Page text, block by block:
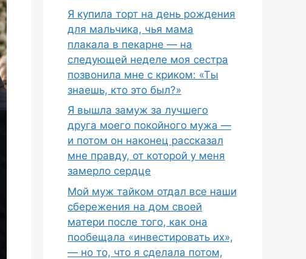
Я купила торт на день рождения
для мальчика, чья мама
плакала в пекарне — на
следующей неделе моя сестра
позвонила мне с криком: «Ты
знаешь, кто это был?»
Я вышла замуж за лучшего
друга моего покойного мужа —
и потом он наконец рассказал
мне правду, от которой у меня
замерло сердце
Мой муж тайком отдал все наши
сбережения на дом своей
матери после того, как она
пообещала «инвестировать их»,
— но то, что я сделала потом,